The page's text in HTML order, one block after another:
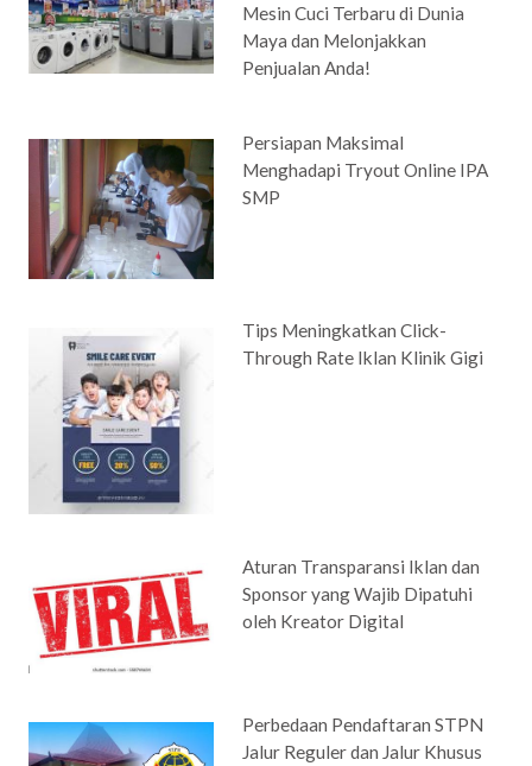
Mesin Cuci Terbaru di Dunia
Maya dan Melonjakkan
Penjualan Anda!
Persiapan Maksimal
Menghadapi Tryout Online IPA
SMP
Tips Meningkatkan Click-
Through Rate Iklan Klinik Gigi
Aturan Transparansi Iklan dan
Sponsor yang Wajib Dipatuhi
oleh Kreator Digital
Perbedaan Pendaftaran STPN
Jalur Reguler dan Jalur Khusus